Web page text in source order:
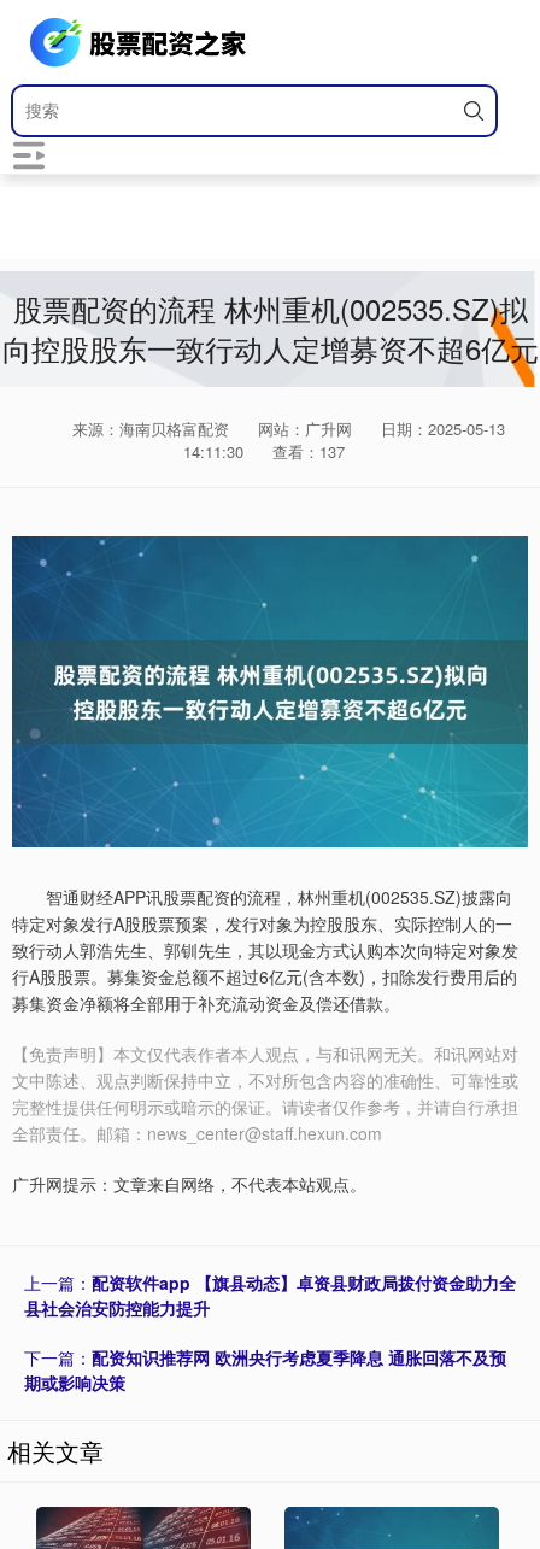
股票配资的流程 林州重机(002535.SZ)拟
向控股股东一致行动人定增募资不超6亿元
来源：海南贝格富配资 网站：广升网
日期：2025-05-13
14:11:30
查看：137
智通财经APP讯股票配资的流程，林州重机(002535.SZ)披露向
特定对象发行A股股票预案，发行对象为控股股东、实际控制人的一
致行动人郭浩先生、郭钏先生，其以现金方式认购本次向特定对象发
行A股股票。募集资金总额不超过6亿元(含本数)，扣除发行费用后的
募集资金净额将全部用于补充流动资金及偿还借款。
【免责声明】本文仅代表作者本人观点，与和讯网无关。和讯网站对
文中陈述、观点判断保持中立，不对所包含内容的准确性、可靠性或
完整性提供任何明示或暗示的保证。请读者仅作参考，并请自行承担
全部责任。邮箱：news_center@staff.hexun.com
广升网提示：文章来自网络，不代表本站观点。
上一篇： 配资软件app 【旗县动态】卓资县财政局拨付资金助力全
县社会治安防控能力提升
下一篇： 配资知识推荐网 欧洲央行考虑夏季降息 通胀回落不及预
期或影响决策
相关文章